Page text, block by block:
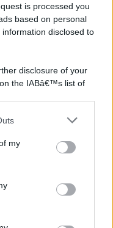
is processed you
based on personal
disclosed to
disclosure of your
the IABâ€™s list of
by us to third parties
one or more Google
including but
You may click to
third-party tags to
my